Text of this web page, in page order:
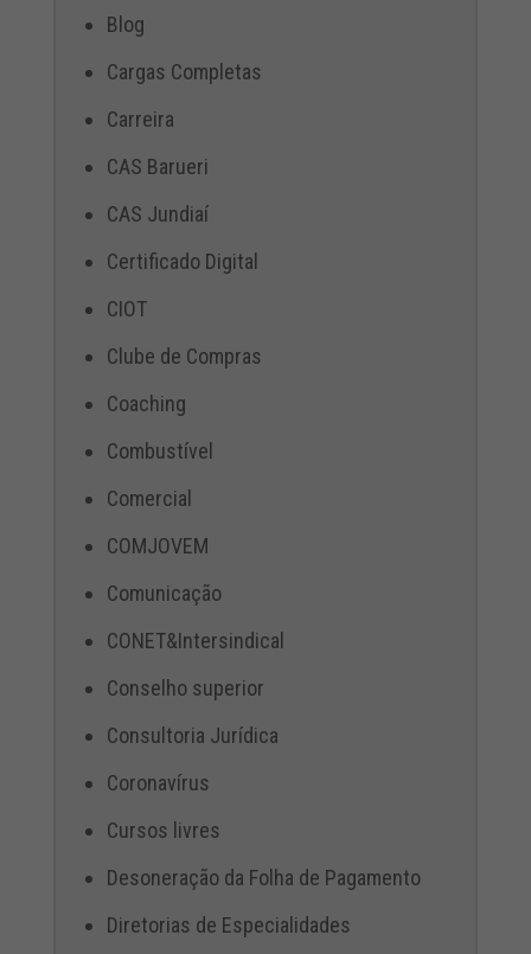
Blog
Cargas Completas
Carreira
CAS Barueri
CAS Jundiaí
Certificado Digital
CIOT
Clube de Compras
Coaching
Combustível
Comercial
COMJOVEM
Comunicação
CONET&Intersindical
Conselho superior
Consultoria Jurídica
Coronavírus
Cursos livres
Desoneração da Folha de Pagamento
Diretorias de Especialidades